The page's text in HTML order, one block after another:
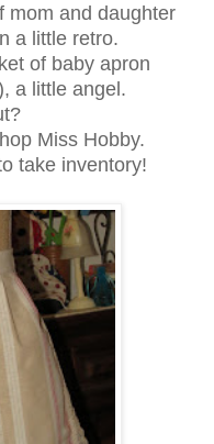
mom and daughter
a little retro.
of baby apron
, a little angel.
Miss Hobby.
take inventory!